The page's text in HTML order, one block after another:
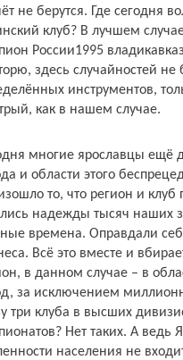
не берутся. Где сегодня
клуб? В лучшем
России­1995
здесь случайностей
инструментов,
как в нашем случае.
многие ярославцы ещё
и области этого
то, что регион и
надежды тысяч наших
времена. Оправдали
Всё это вместе и
в данном случае – в
за исключением
три клуба в высших
Нет таких. А ведь
населения не